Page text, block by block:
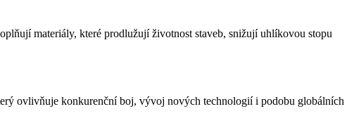
materiály, které prodlužují životnost staveb, snižují uhlíkovou stopu
ovlivňuje konkurenční boj, vývoj nových technologií i podobu globálních